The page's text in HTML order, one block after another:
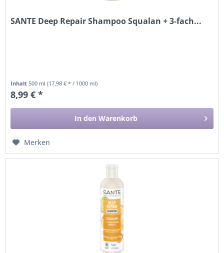
SANTE Deep Repair Shampoo Squalan + 3-fach...
Inhalt500 ml(17,98 € * / 1000 ml)
8,99 € *
In den Warenkorb
Merken